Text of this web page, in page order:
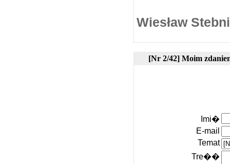
Wiesław
[Nr 2/42] Moim
Imi�
E-mail
Temat
Tre��